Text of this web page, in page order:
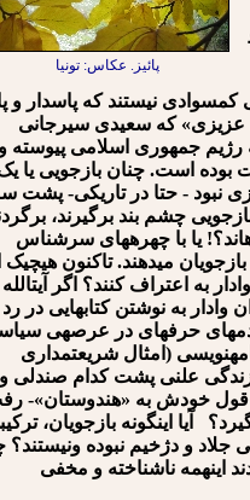
پائیز. عکاس: تونیا
کم⁯سوادی نیستند که پاسدار و
عزیزی» که سعیدی سیرجانی
رژیم جمهوری اسلامی پیوسته و
بوده است. چنان بازجویی یا
نبود - حتا در تاریکی- پشت
چشم بند برگیرند،
یا با چهره⁯های سرشناس
می⁯دهند. تاکنون هیچ⁯یک
به اعتراف کنند؟ اگر آیت⁯الله
به نوشتن کتابهایی در رد
آدمهای حرفه⁯ای در عرصه⁯ی
(امثال شریعتمداری
زندگی علنی پشت کدام صندلی و
قول خودش به «هندوستان»-
آیا این⁯گونه بازجویان،
و دژخیم نبوده ونیستند؟
اینهمه ناشناخته و مخفی